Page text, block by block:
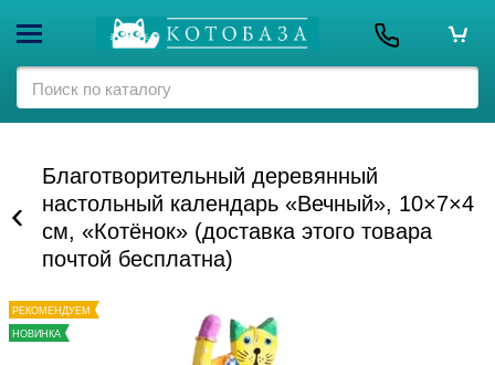
Благотворительный деревянный
настольный календарь «Вечный», 10×7×4
см, «Котёнок» (доставка этого товара
почтой бесплатна)
РЕКОМЕНДУЕМ
НОВИНКА